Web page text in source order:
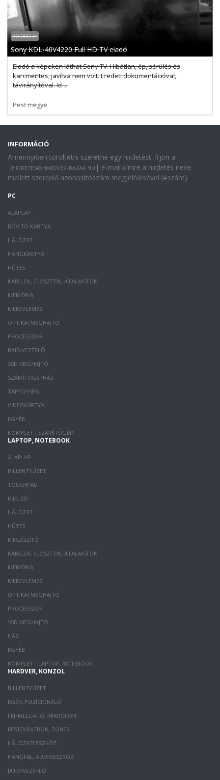
30 000 Ft
Sony KDL-40V4220 Full HD TV eladó
Eladó a képeken láthat Sony TV. Hibátlan, ép, sérülés és
karcmentes, javítva nem volt. Eredeti dokumentációval,
távirányítóval. Id ...
Pest megye
INFORMÁCIÓ
Amennyiben töröltetni szeretne egy hirdetést, írjon a
| HIRDETES@HARDVER-BAZAR.HU | e-mail címre a hirdetés neve
mellett szereplő azonosítószám megjelölésével (#szám).
PC
ALAPLAP
BŐVÍTŐ KÁRTYA
HÁLÓZAT
HANGKÁRTYA
HŰTÉS
KÁBELEK, ELOSZTÓK, ÁTALAKÍTÓK
MEMÓRIA
MEREVLEMEZ
OPTIKAI MEGHAJTÓ
PROCESSZOR
RAID VEZÉRLŐ
SSD MEGHAJTÓ
SZÁMÍTÓGÉPHÁZ
TÁPEGYSÉG
VIDEÓKÁRTYA
EGYÉB
KOMPLETT SZÁMÍTÓGÉP
LAPTOP, NOTEBOOK
ALAPLAP
BILLENTYŰZET
TOUCHPAD
KIJELZŐ
HÁLÓZAT
HŰTÉS
KIEGÉSZÍTŐ
KÁBELEK, ELOSZTÓK, ÁTALAKÍTÓK
MEMÓRIA
MEREVLEMEZ
OPTIKAI MEGHAJTÓ
PROCESSZOR
SSD MEGHAJTÓ
HÁZ
EGYÉB
KOMPLETT LAPTOP, NOTEBOOK
HARDVER, KONZOL
BILLENTYŰZET
EGÉR, POZÍCIONÁLÓ
FEJHALLGATÓ, MIKROFON
FESTÉKPATRON, TONER
HÁLÓZATI ESZKÖZ
HANGFAL, AUDIOESZKÖZ
JÁTÉKVEZÉRLŐ